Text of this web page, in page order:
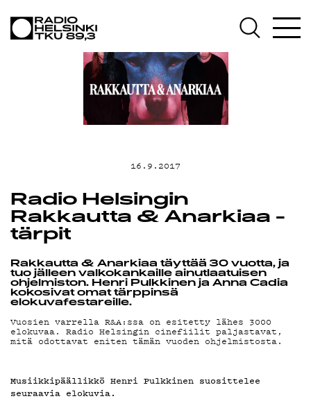
TEKIJÄT
ON-
DEMAND
16.9.2017
Radio Helsingin
Rakkautta & Anarkiaa -
tärpit
Rakkautta & Anarkiaa täyttää 30 vuotta, ja
tuo jälleen valkokankaille ainutlaatuisen
ohjelmiston. Henri Pulkkinen ja Anna Cadia
kokosivat omat tärppinsä
elokuvafestareille.
Vuosien varrella R&A:ssa on esitetty lähes 3000
elokuvaa. Radio Helsingin cinefiilit paljastavat,
mitä odottavat eniten tämän vuoden ohjelmistosta.
Musiikkipäällikkö Henri Pulkkinen suosittelee
seuraavia elokuvia.